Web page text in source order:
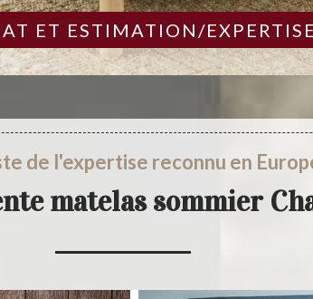
ET ESTIMATION/
de l'expertise reconnu en
matelas sommier